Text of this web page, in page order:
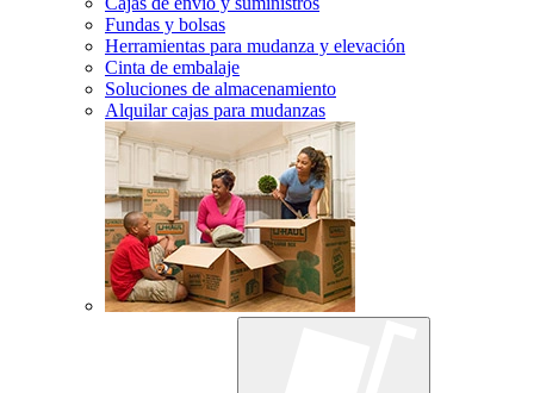
Fundas y bolsas
Herramientas para mudanza y elevación
Cinta de embalaje
Soluciones de almacenamiento
Alquilar cajas para mudanzas